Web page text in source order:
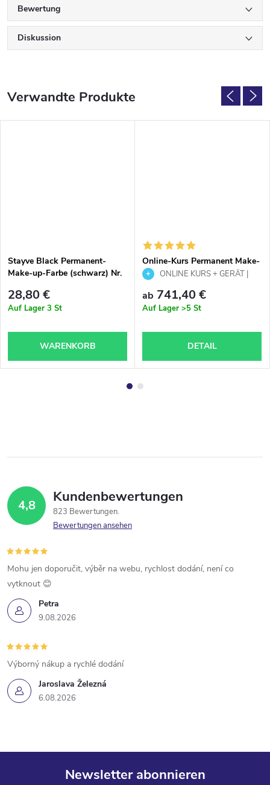
Bewertung
Diskussion
Verwandte Produkte
Stayve Black Permanent-
Make-up-Farbe (schwarz) Nr.
28,80 €
Auf Lager 3 St
WARENKORB
Online-Kurs Permanent Make-
up von gepuderten
Tätowiermaschine, Skripte
und Zertifikat
ONLINE KURS + GERÄT |
PMU Powder Brows | Skripte &
Zertifikat
ab 741,40 €
Auf Lager >5 St
DETAIL
4,8 Kundenbewertungen
823 Bewertungen
Bewertungen ansehen
Petra
9.08.2026
Mohu jen doporučit, výběr na webu, rychlost dodání, není co
vytknout 😊
Jaroslava Železná
6.08.2026
Výborný nákup a rychlé dodání
Newsletter abonnieren